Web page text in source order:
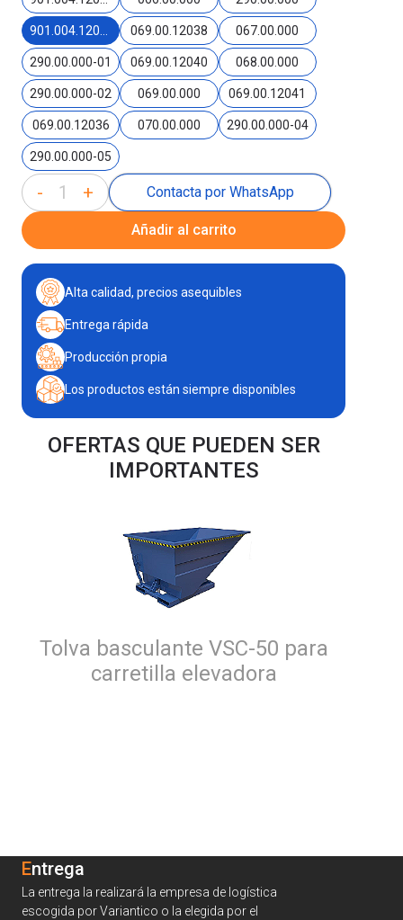
069.00.12038 067.00.000
290.00.000-01 069.00.12040 068.00.000
290.00.000-02 069.00.000 069.00.12041
069.00.12036 070.00.000 290.00.000-04
290.00.000-05
- + Contacta por WhatsApp
Añadir al carrito
Alta calidad, precios asequibles
Entrega rápida
Producción propia
Los productos están siempre disponibles
OFERTAS QUE PUEDEN SER
IMPORTANTES
Tolva basculante VSC-50 para
carretilla elevadora
Entrega
La entrega la realizará la empresa de logística
escogida por Variantico o la elegida por el